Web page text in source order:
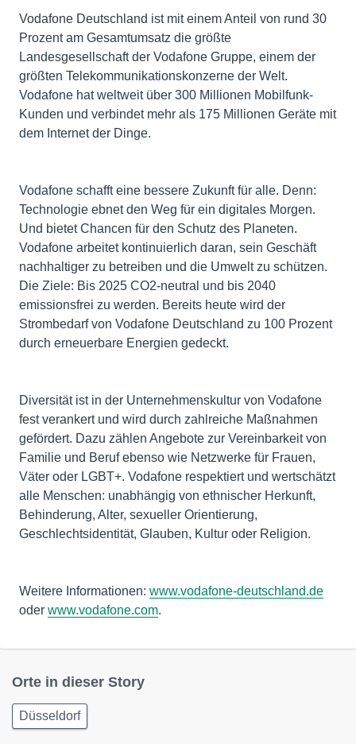
Vodafone Deutschland ist mit einem Anteil von rund 30
Prozent am Gesamtumsatz die größte
Landesgesellschaft der Vodafone Gruppe, einem der
größten Telekommunikationskonzerne der Welt.
Vodafone hat weltweit über 300 Millionen Mobilfunk-
Kunden und verbindet mehr als 175 Millionen Geräte mit
dem Internet der Dinge.
Vodafone schafft eine bessere Zukunft für alle. Denn:
Technologie ebnet den Weg für ein digitales Morgen.
Und bietet Chancen für den Schutz des Planeten.
Vodafone arbeitet kontinuierlich daran, sein Geschäft
nachhaltiger zu betreiben und die Umwelt zu schützen.
Die Ziele: Bis 2025 CO2-neutral und bis 2040
emissionsfrei zu werden. Bereits heute wird der
Strombedarf von Vodafone Deutschland zu 100 Prozent
durch erneuerbare Energien gedeckt.
Diversität ist in der Unternehmenskultur von Vodafone
fest verankert und wird durch zahlreiche Maßnahmen
gefördert. Dazu zählen Angebote zur Vereinbarkeit von
Familie und Beruf ebenso wie Netzwerke für Frauen,
Väter oder LGBT+. Vodafone respektiert und wertschätzt
alle Menschen: unabhängig von ethnischer Herkunft,
Behinderung, Alter, sexueller Orientierung,
Geschlechtsidentität, Glauben, Kultur oder Religion.
Weitere Informationen: www.vodafone-deutschland.de
oder www.vodafone.com.
Orte in dieser Story
Düsseldorf